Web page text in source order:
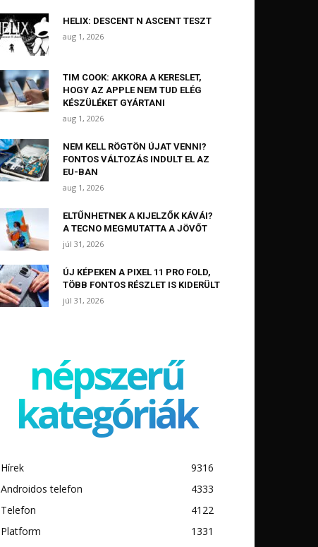
HELIX: DESCENT N ASCENT TESZT
aug 1, 2026
TIM COOK: AKKORA A KERESLET,
HOGY AZ APPLE NEM TUD ELÉG
KÉSZÜLÉKET GYÁRTANI
aug 1, 2026
NEM KELL RÖGTÖN ÚJAT VENNI?
FONTOS VÁLTOZÁS INDULT EL AZ
EU-BAN
aug 1, 2026
ELTŰNHETNEK A KIJELZŐK KÁVÁI?
A TECNO MEGMUTATTA A JÖVŐT
júl 31, 2026
ÚJ KÉPEKEN A PIXEL 11 PRO FOLD,
TÖBB FONTOS RÉSZLET IS KIDERÜLT
júl 31, 2026
népszerű
kategóriák
Hírek
9316
Androidos telefon
4333
Telefon
4122
Platform
1331